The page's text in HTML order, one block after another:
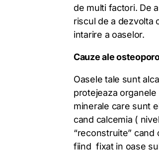
de multi factori. De
riscul de a dezvolta
intarire a oaselor.
Cauze ale
Oasele tale sunt
protejeaza
minerale care sunt
cand calcemia (
“reconstruite”
fiind fixat in oase